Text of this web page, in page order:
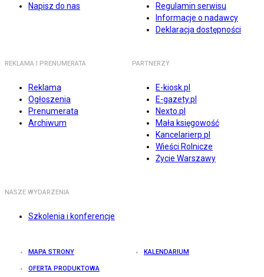
Napisz do nas
Regulamin serwisu
Informacje o nadawcy
Deklaracja dostępności
REKLAMA I PRENUMERATA
Reklama
Ogłoszenia
Prenumerata
Archiwum
PARTNERZY
E-kiosk.pl
E-gazety.pl
Nexto.pl
Mała księgowość
Kancelarierp.pl
Wieści Rolnicze
Życie Warszawy
NASZE WYDARZENIA
Szkolenia i konferencje
MAPA STRONY KALENDARIUM
OFERTA PRODUKTOWA